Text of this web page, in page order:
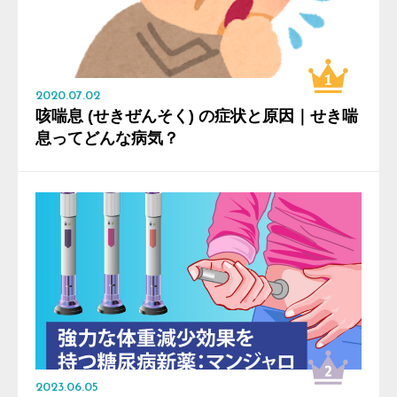
2020.07.02
咳喘息 (せきぜんそく) の症状と原因｜せき喘
息ってどんな病気？
2023.06.05